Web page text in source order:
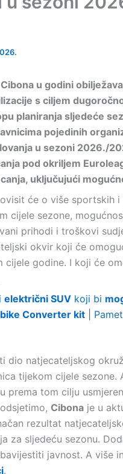
u godini
s ciljem
planiranja sljedeće
pojedinih
u sezoni 2026./
pod okriljem
uključujući
će o više sportskih
cijele sezone,
prihodi i troškovi
okvir koji će
cijele godine. I koji će
električni SUV koji bi
Converter kit |
dio natjecateljskog
tijekom cijele
prema tom cilju
Cibona je u
rezultat
za sljedeću sezonu.
javnost. A više
.